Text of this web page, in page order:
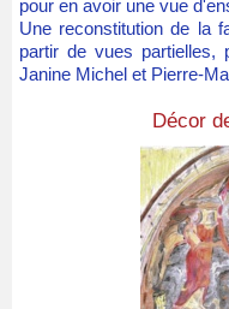
pour en avoir une vue
Une reconstitution de la
partir de vues partielles,
Janine Michel et Pierre-
Décor